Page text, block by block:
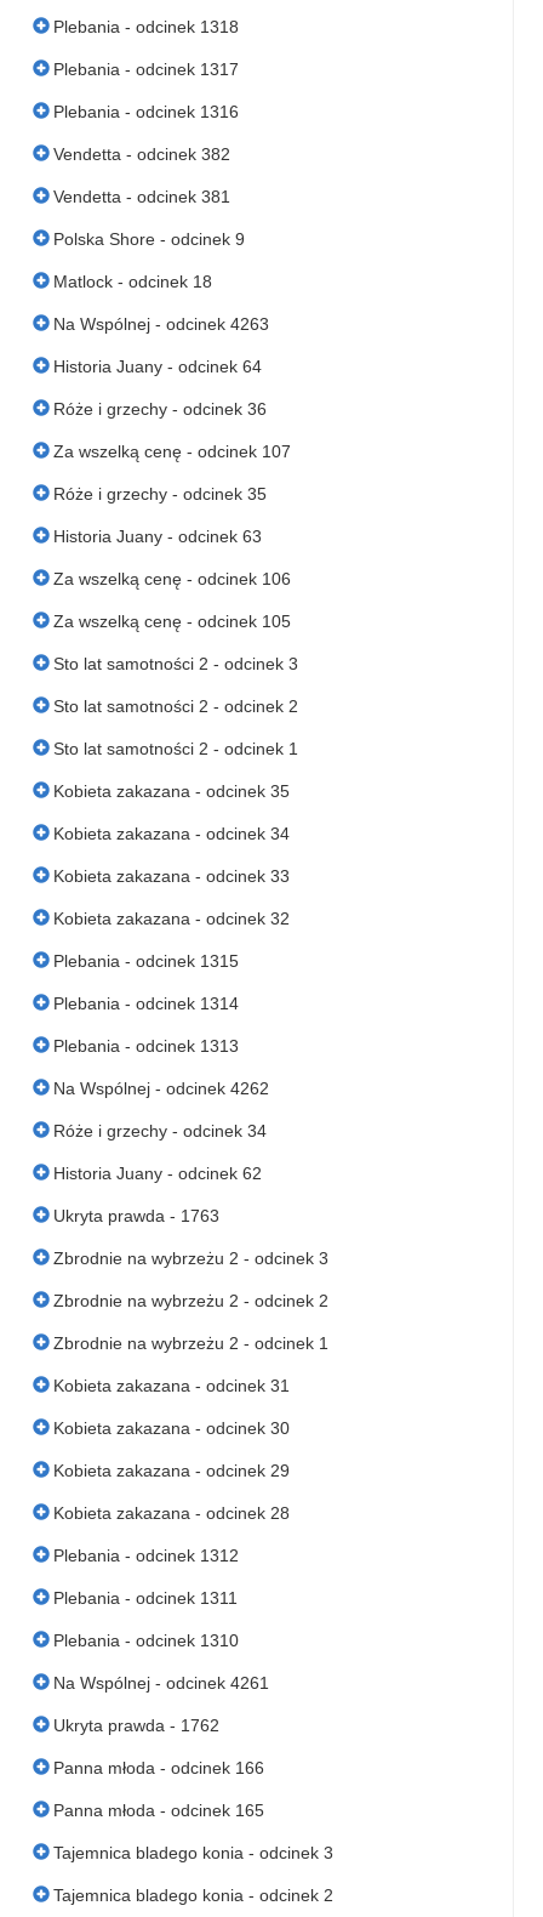
Plebania - odcinek 1318
Plebania - odcinek 1317
Plebania - odcinek 1316
Vendetta - odcinek 382
Vendetta - odcinek 381
Polska Shore - odcinek 9
Matlock - odcinek 18
Na Wspólnej - odcinek 4263
Historia Juany - odcinek 64
Róże i grzechy - odcinek 36
Za wszelką cenę - odcinek 107
Róże i grzechy - odcinek 35
Historia Juany - odcinek 63
Za wszelką cenę - odcinek 106
Za wszelką cenę - odcinek 105
Sto lat samotności 2 - odcinek 3
Sto lat samotności 2 - odcinek 2
Sto lat samotności 2 - odcinek 1
Kobieta zakazana - odcinek 35
Kobieta zakazana - odcinek 34
Kobieta zakazana - odcinek 33
Kobieta zakazana - odcinek 32
Plebania - odcinek 1315
Plebania - odcinek 1314
Plebania - odcinek 1313
Na Wspólnej - odcinek 4262
Róże i grzechy - odcinek 34
Historia Juany - odcinek 62
Ukryta prawda - 1763
Zbrodnie na wybrzeżu 2 - odcinek 3
Zbrodnie na wybrzeżu 2 - odcinek 2
Zbrodnie na wybrzeżu 2 - odcinek 1
Kobieta zakazana - odcinek 31
Kobieta zakazana - odcinek 30
Kobieta zakazana - odcinek 29
Kobieta zakazana - odcinek 28
Plebania - odcinek 1312
Plebania - odcinek 1311
Plebania - odcinek 1310
Na Wspólnej - odcinek 4261
Ukryta prawda - 1762
Panna młoda - odcinek 166
Panna młoda - odcinek 165
Tajemnica bladego konia - odcinek 3
Tajemnica bladego konia - odcinek 2